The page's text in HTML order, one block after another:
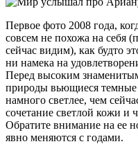
Первое фото 2008 года,
совсем не похожа на себя
сейчас видим), как будто
ни намека на
Перед высоким
природы вьющиеся темные
намного светлее, чем
сочетание светлой кожи и
Обратите внимание на ее
явно меняются с годами.